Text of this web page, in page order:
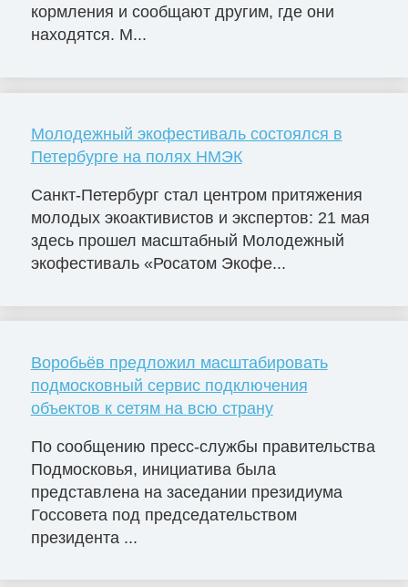
кормления и сообщают другим, где они
находятся. М...
Молодежный экофестиваль состоялся в
Петербурге на полях НМЭК
Санкт-Петербург стал центром притяжения
молодых экоактивистов и экспертов: 21 мая
здесь прошел масштабный Молодежный
экофестиваль «Росатом Экофе...
Воробьёв предложил масштабировать
подмосковный сервис подключения
объектов к сетям на всю страну
По сообщению пресс-службы правительства
Подмосковья, инициатива была
представлена на заседании президиума
Госсовета под председательством
президента ...